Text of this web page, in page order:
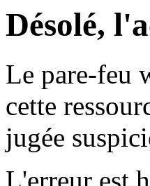
Désolé,
Le pare-feu
cette
jugée